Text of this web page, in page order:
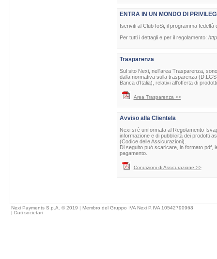
ENTRA IN UN MONDO DI
Iscriviti al Club IoSi, il programma
Per tutti i dettagli e per il regolamento:
Trasparenza
Sul sito Nexi, nell'area Trasparenza,
dalla normativa sulla trasparenza
Banca d’Italia), relativi all'offerta di
Area Trasparenza >>
Avviso alla Clientela
Nexi si è uniformata al Regolamento
informazione e di pubblicità dei prodotti
(Codice delle Assicurazioni).
Di seguito può scaricare, in formato pdf,
pagamento.
Condizioni di Assicurazione >>
Nexi Payments S.p.A. © 2019 | Membro del Gruppo IVA Nexi P.IVA 10542790968
| Dati societari